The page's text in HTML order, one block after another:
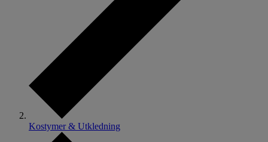
Kostymer & Utkledning